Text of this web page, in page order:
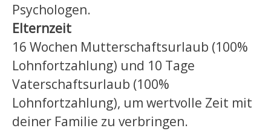
Psychologen.
Elternzeit
16 Wochen Mutterschaftsurlaub (100%
Lohnfortzahlung) und 10 Tage
Vaterschaftsurlaub (100%
Lohnfortzahlung), um wertvolle Zeit mit
deiner Familie zu verbringen.